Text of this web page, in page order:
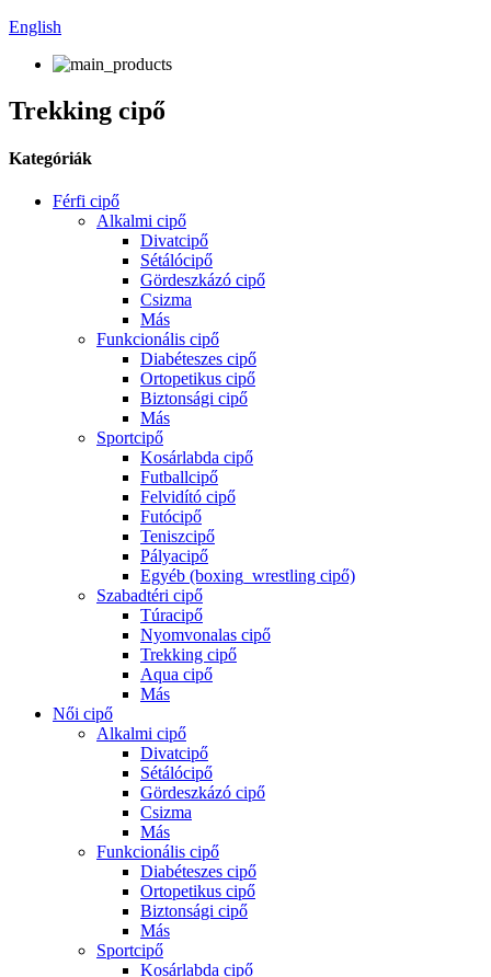
English
Trekking cipő
Kategóriák
Férfi cipő
Alkalmi cipő
Divatcipő
Sétálócipő
Gördeszkázó cipő
Csizma
Más
Funkcionális cipő
Diabéteszes cipő
Ortopetikus cipő
Biztonsági cipő
Más
Sportcipő
Kosárlabda cipő
Futballcipő
Felvidító cipő
Futócipő
Teniszcipő
Pályacipő
Egyéb (boxing_wrestling cipő)
Szabadtéri cipő
Túracipő
Nyomvonalas cipő
Trekking cipő
Aqua cipő
Más
Női cipő
Alkalmi cipő
Divatcipő
Sétálócipő
Gördeszkázó cipő
Csizma
Más
Funkcionális cipő
Diabéteszes cipő
Ortopetikus cipő
Biztonsági cipő
Más
Sportcipő
Kosárlabda cipő